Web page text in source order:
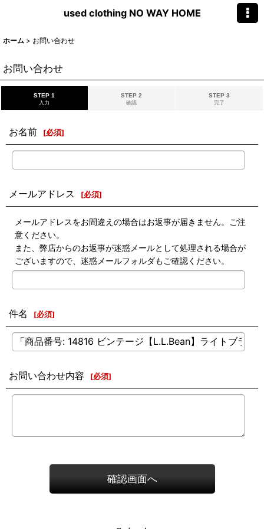
used clothing NO WAY HOME
ホーム > お問い合わせ
お問い合わせ
STEP 1
入力
STEP 2
確認
STEP 3
完了
お名前 [必須]
メールアドレス [必須]
メールアドレスをお間違えの場合はお返事が届きません。ご注
意ください。
また、弊店からのお返事が迷惑メールとして処理される場合が
ございますので、迷惑メールフォルダもご確認ください。
件名 [必須]
お問い合わせ内容 [必須]
確認画面へ